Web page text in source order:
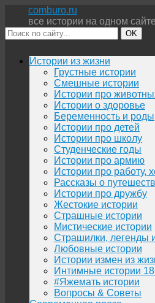
comburo.ru
все истории на одном сайте
OK
Перейти
содержимому
Истории из жизни
Грустные истории
Смешные истории
Истории про
Истории о здоровье
Беременность и роды
Истории про детей
Истории про школу
Студенческие годы
Истории про армию
Истории про работу,
Рассказы о
Истории про дружбу
Жестокие истории
Страшные истории
Мистические истории
Страшилки, легенды
Любовные истории
Истории измен из
Интимные истории
#Яжемать истории
Вопросы & Советы